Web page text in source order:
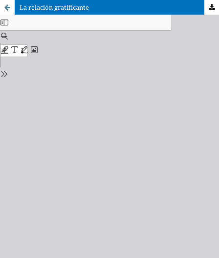
La relación gratificante